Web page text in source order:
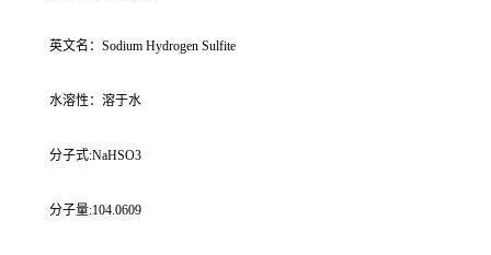
英文名：Sodium Hydrogen Sulfite
水溶性：溶于水
分子式:NaHSO3
分子量:104.0609